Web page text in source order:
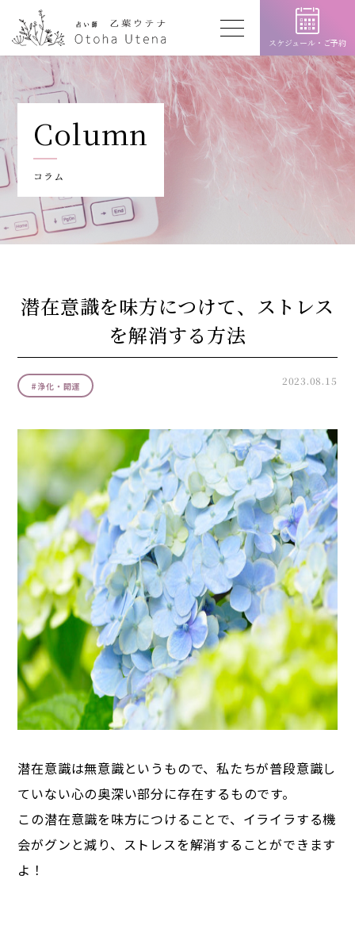
スケジュール・ ご予約
Column
コラム
潜在意識を味方につけて、ストレス
を解消する方法
#浄化・開運 2023.08.15
潜在意識は無意識というもので、私たちが普段意識し
ていない心の奥深い部分に存在するものです。
この潜在意識を味方につけることで、イライラする機
会がグンと減り、ストレスを解消することができます
よ！